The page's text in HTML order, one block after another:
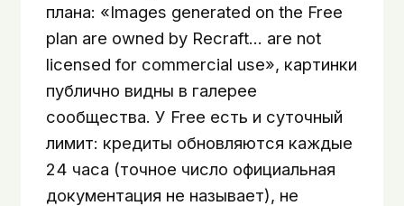
плана: «Images generated on the Free
plan are owned by Recraft… are not
licensed for commercial use», картинки
публично видны в галерее
сообщества. У Free есть и суточный
лимит: кредиты обновляются каждые
24 часа (точное число официальная
документация не называет), не